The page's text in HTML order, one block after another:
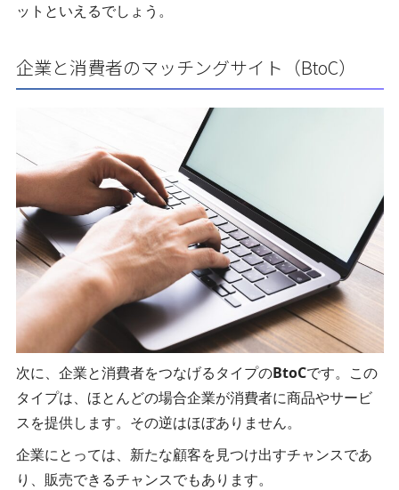
ットといえるでしょう。
企業と消費者のマッチングサイト（BtoC）
次に、企業と消費者をつなげるタイプのBtoCです。この
タイプは、ほとんどの場合企業が消費者に商品やサービ
スを提供します。その逆はほぼありません。
企業にとっては、新たな顧客を見つけ出すチャンスであ
り、販売できるチャンスでもあります。